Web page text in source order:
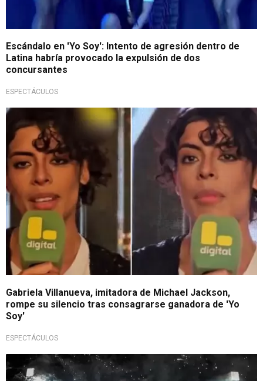
Escándalo en 'Yo Soy': Intento de agresión dentro de
Latina habría provocado la expulsión de dos
concursantes
ESPECTÁCULOS
Gabriela Villanueva, imitadora de Michael Jackson,
rompe su silencio tras consagrarse ganadora de 'Yo
Soy'
ESPECTÁCULOS
Gran sorpresa